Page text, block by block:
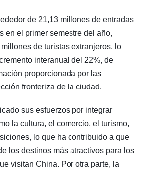
de 21,13 millones de entradas
en el primer semestre del año,
de turistas extranjeros, lo
interanual del 22%, de
proporcionada por las
fronteriza de la ciudad.
sus esfuerzos por integrar
la cultura, el comercio, el turismo,
lo que ha contribuido a que
los destinos más atractivos para los
visitan China. Por otra parte, la